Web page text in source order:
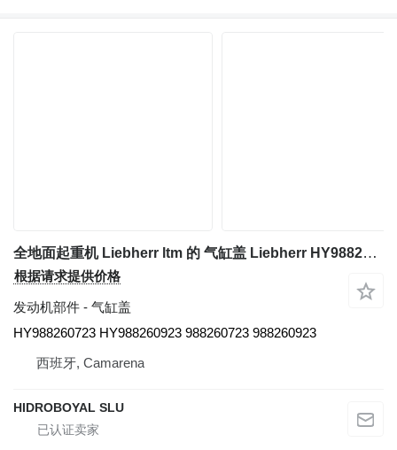
全地面起重机 Liebherr ltm 的 气缸盖 Liebherr HY988260723 HY988260923
根据请求提供价格
发动机部件 - 气缸盖
HY988260723 HY988260923 988260723 988260923
西班牙, Camarena
HIDROBOYAL SLU